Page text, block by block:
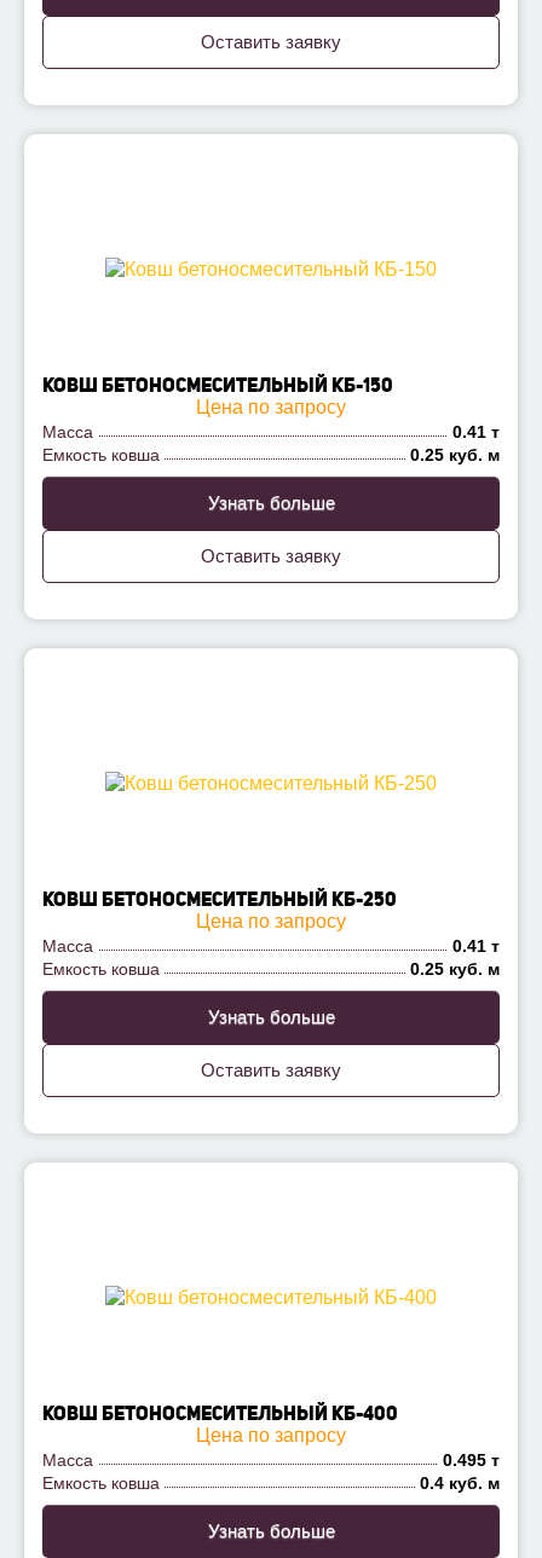
Оставить заявку
КОВШ БЕТОНОСМЕСИТЕЛЬНЫЙ КБ-150
Цена по запросу
Масса
0.41 т
Емкость ковша
0.25 куб. м
Узнать больше
Оставить заявку
КОВШ БЕТОНОСМЕСИТЕЛЬНЫЙ КБ-250
Цена по запросу
Масса
0.41 т
Емкость ковша
0.25 куб. м
Узнать больше
Оставить заявку
КОВШ БЕТОНОСМЕСИТЕЛЬНЫЙ КБ-400
Цена по запросу
Масса
0.495 т
Емкость ковша
0.4 куб. м
Узнать больше